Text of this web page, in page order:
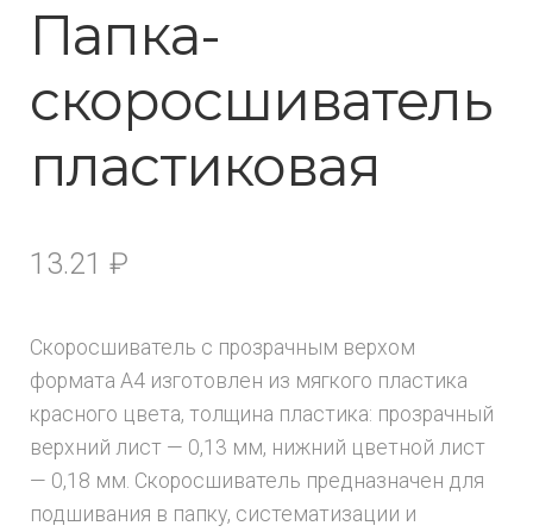
Папка-
скоросшиватель
пластиковая
13.21 ₽
Скоросшиватель с прозрачным верхом
формата А4 изготовлен из мягкого пластика
красного цвета, толщина пластика: прозрачный
верхний лист — 0,13 мм, нижний цветной лист
— 0,18 мм. Скоросшиватель предназначен для
подшивания в папку, систематизации и